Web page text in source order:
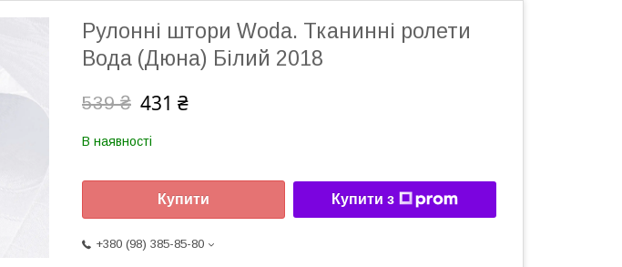
Рулонні штори Woda. Тканинні ролети
Вода (Дюна) Білий 2018
539 ₴ 431 ₴
В наявності
Купити Купити з
+380 (98) 385-85-80